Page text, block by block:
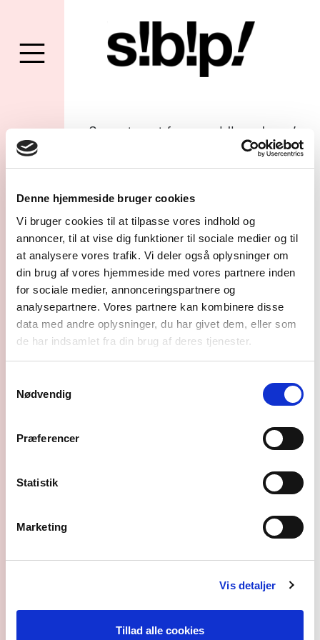
Denne hjemmeside bruger cookies
Vi bruger cookies til at tilpasse vores indhold og
annoncer, til at vise dig funktioner til sociale medier og til
at analysere vores trafik. Vi deler også oplysninger om
din brug af vores hjemmeside med vores partnere inden
for sociale medier, annonceringspartnere og
analysepartnere. Vores partnere kan kombinere disse
data med andre oplysninger, du har givet dem, eller som
de har indsamlet fra din brug af deres tjenester.
Nødvendig
Præferencer
Statistik
Marketing
Vis detaljer
Tillad alle cookies
koncerter
syd for
solen
Nyt
!
Seneste nyt fra smash!bang!pow !
Alle Annonceringer Udgivelser
Interview
11 OKT 2023
Charlie Crockett
(US) før koncerten i